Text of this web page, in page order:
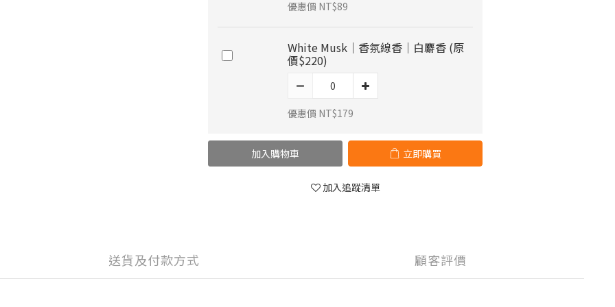
優惠價 NT$89
White Musk｜香氛線香｜白麝香 (原
價$220)
優惠價 NT$179
加入購物車 立即購買
加入追蹤清單
送貨及付款方式 顧客評價